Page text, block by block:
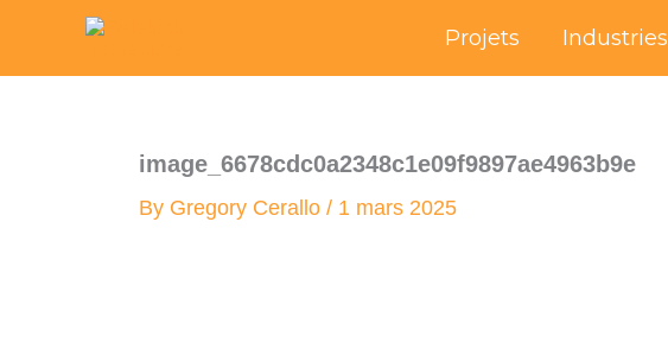
content
Projets Industries
image_6678cdc0a2348c1e09f9897ae4963b9e
By Gregory Cerallo / 1 mars 2025